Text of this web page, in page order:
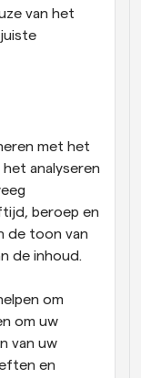
van het
met het
analyseren
beroep en
de toon van
de inhoud.
om
om uw
van uw
en